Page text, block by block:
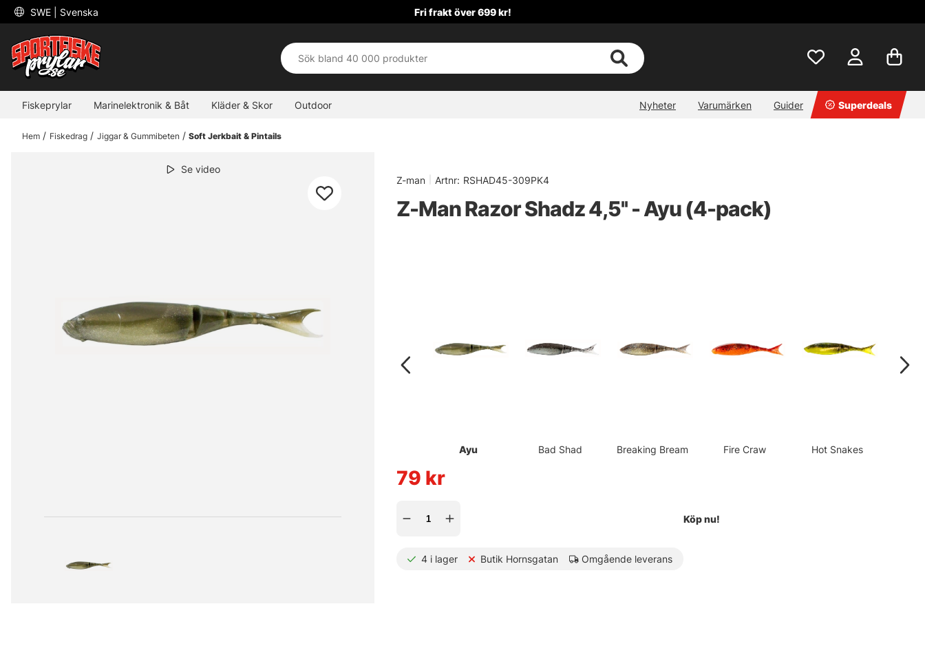
SWE | Svenska Fri frakt över 699 kr!
Fiskeprylar Marinelektronik & Båt Kläder & Skor Outdoor Nyheter Varumärken Guider Superdeals
Hem Fiskedrag Jiggar & Gummibeten Soft Jerkbait & Pintails
Se video
Z-man
Artnr: RSHAD45-309PK4
Z-Man Razor Shadz 4,5'' - Ayu (4-pack)
Ayu Bad Shad Breaking Bream Fire Craw Hot Snakes
79 kr
Köp nu!
4 i lager Butik Hornsgatan Omgående leverans